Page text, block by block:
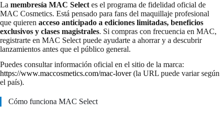
La membresía MAC Select es el programa de fidelidad oficial de
MAC Cosmetics. Está pensado para fans del maquillaje profesional
que quieren acceso anticipado a ediciones limitadas, beneficios
exclusivos y clases magistrales. Si compras con frecuencia en MAC,
registrarte en MAC Select puede ayudarte a ahorrar y a descubrir
lanzamientos antes que el público general.
Puedes consultar información oficial en el sitio de la marca:
https://www.maccosmetics.com/mac-lover(la URL puede variar según
el país).
Cómo funciona MAC Select